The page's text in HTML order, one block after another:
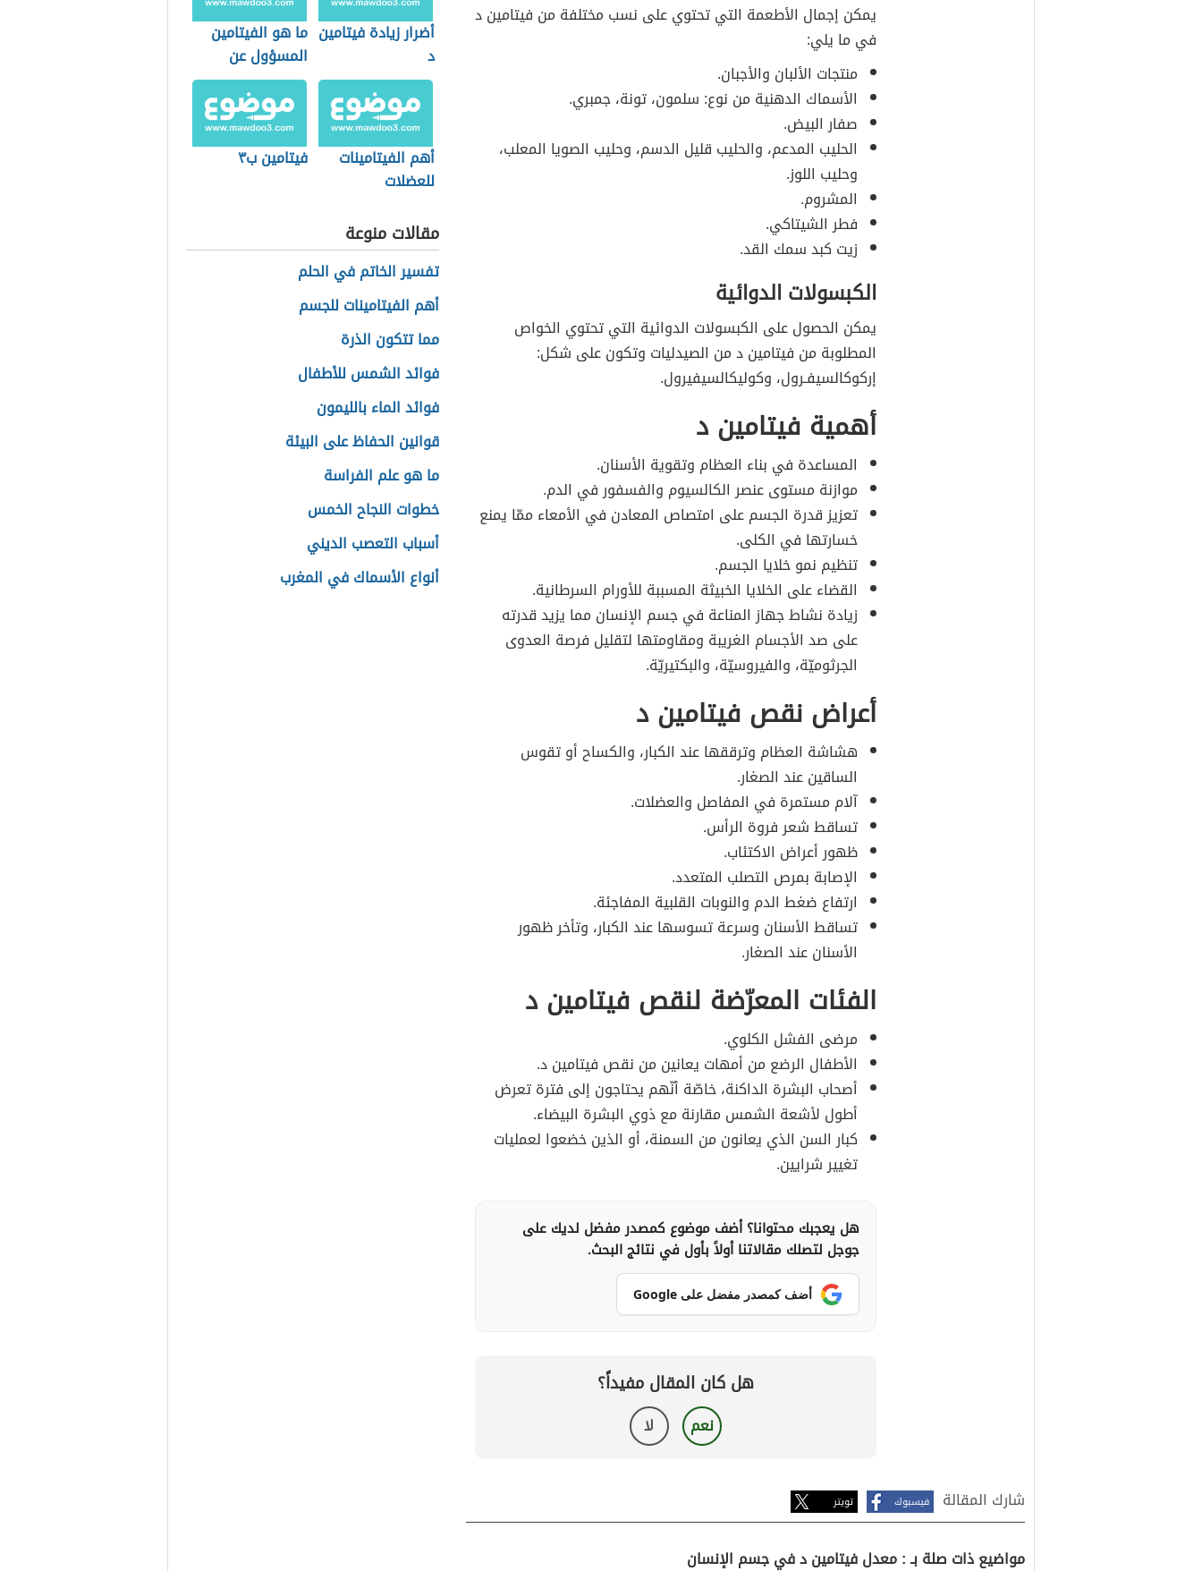
يمكن إجمال الأطعمة التي تحتوي على نسب مختلفة من فيتامين د
في ما يلي:
منتجات الألبان والأجبان.
الأسماك الدهنية من نوع: سلمون، تونة، جمبري.
صفار البيض.
الحليب المدعم، والحليب قليل الدسم، وحليب الصويا المعلب،
وحليب اللوز.
المشروم.
فطر الشيتاكي.
زيت كبد سمك القد.
الكبسولات الدوائية
يمكن الحصول على الكبسولات الدوائية التي تحتوي الخواص
المطلوبة من فيتامين د من الصيدليات وتكون على شكل:
إركوكالسيفـرول، وكوليكالسيفيرول.
أهمية فيتامين د
المساعدة في بناء العظام وتقوية الأسنان.
موازنة مستوى عنصر الكالسيوم والفسفور في الدم.
تعزيز قدرة الجسم على امتصاص المعادن في الأمعاء ممّا يمنع
خسارتها في الكلى.
تنظيم نمو خلايا الجسم.
القضاء على الخلايا الخبيثة المسببة للأورام السرطانية.
زيادة نشاط جهاز المناعة في جسم الإنسان مما يزيد قدرته
على صد الأجسام الغريبة ومقاومتها لتقليل فرصة العدوى
الجرثوميّة، والفيروسيّة، والبكتيريّة.
أعراض نقص فيتامين د
هشاشة العظام وترققها عند الكبار، والكساح أو تقوس
الساقين عند الصغار.
آلام مستمرة في المفاصل والعضلات.
تساقط شعر فروة الرأس.
ظهور أعراض الاكتئاب.
الإصابة بمرص التصلب المتعدد.
ارتفاع ضغط الدم والنوبات القلبية المفاجئة.
تساقط الأسنان وسرعة تسوسها عند الكبار، وتأخر ظهور
الأسنان عند الصغار.
الفئات المعرّضة لنقص فيتامين د
مرضى الفشل الكلوي.
الأطفال الرضع من أمهات يعانين من نقص فيتامين د.
أصحاب البشرة الداكنة، خاصّة أنّهم يحتاجون إلى فترة تعرض
أطول لأشعة الشمس مقارنة مع ذوي البشرة البيضاء.
كبار السن الذي يعانون من السمنة، أو الذين خضعوا لعمليات
تغيير شرايين.
هل يعجبك محتوانا؟ أضف موضوع كمصدر مفضل لديك على
جوجل لتصلك مقالاتنا أولاً بأول في نتائج البحث.
أضف كمصدر مفضل على Google
هل كان المقال مفيداً؟
نعم لا
شارك المقالة فيسبوك تويتر
مواضيع ذات صلة بـ : معدل فيتامين د في جسم الإنسان
أضرار زيادة فيتامين
د
ما هو الفيتامين
المسؤول عن
تساقط الشعر
أهم الفيتامينات
للعضلات
فيتامين ب٣
مقالات منوعة
تفسير الخاتم في الحلم
أهم الفيتامينات للجسم
مما تتكون الذرة
فوائد الشمس للأطفال
فوائد الماء بالليمون
قوانين الحفاظ على البيئة
ما هو علم الفراسة
خطوات النجاح الخمس
أسباب التعصب الديني
أنواع الأسماك في المغرب